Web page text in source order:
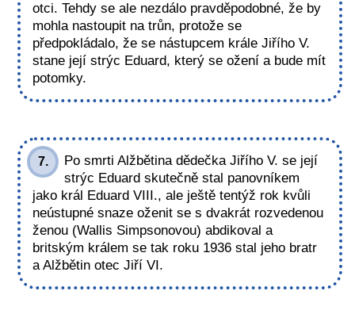
otci. Tehdy se ale nezdálo pravděpodobné, že by
mohla nastoupit na trůn, protože se
předpokládalo, že se nástupcem krále Jiřího V.
stane její strýc Eduard, který se ožení a bude mít
potomky.
7.
Po smrti Alžbětina dědečka Jiřího V. se její
strýc Eduard skutečně stal panovníkem
jako král Eduard VIII., ale ještě tentýž rok kvůli
neústupné snaze oženit se s dvakrát rozvedenou
ženou (Wallis Simpsonovou) abdikoval a
britským králem se tak roku 1936 stal jeho bratr
a Alžbětin otec Jiří VI.